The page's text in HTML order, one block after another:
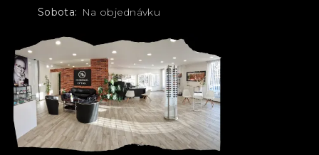
Sobota: Na objednávku